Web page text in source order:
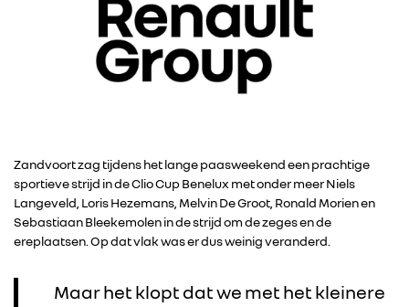
Zandvoort zag tijdens het lange paasweekend een prachtige
sportieve strijd in de Clio Cup Benelux met onder meer Niels
Langeveld, Loris Hezemans, Melvin De Groot, Ronald Morien en
Sebastiaan Bleekemolen in de strijd om de zeges en de
ereplaatsen. Op dat vlak was er dus weinig veranderd.
Maar het klopt dat we met het kleinere